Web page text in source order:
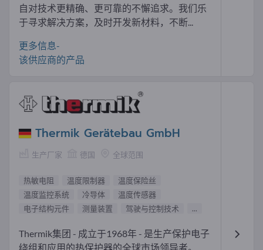
自对技术更精确、更可靠的不懈追求。我们乐
于寻求解决方案，及时开发新材料，不断...
更多信息-
该供应商的产品
Thermik Gerätebau GmbH
生产厂家 德国 全球范围
热敏电阻 温度限制器
温度保险丝
温度监控系统
冷导体
温度传感器
电子结构元件
测量装置 驾驶与控制技术 ...
Thermik集团 - 成立于1968年 - 是生产保护电子
绕组和应用的热保护器的全球市场领导者。